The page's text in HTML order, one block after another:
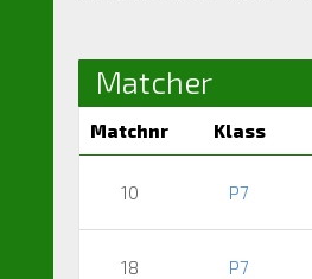
Matcher
Matchnr Klass
10 P7
18 P7